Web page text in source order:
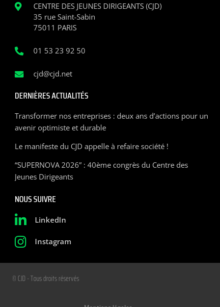
CENTRE DES JEUNES DIRIGEANTS (CJD)
35 rue Saint-Sabin
75011 PARIS
01 53 23 92 50
cjd@cjd.net
DERNIÈRES ACTUALITÉS
Transformer nos entreprises : deux ans d’actions pour un
avenir optimiste et durable
Le manifeste du CJD appelle à refaire société !
“SUPERNOVA 2026” : 40ème congrès du Centre des
Jeunes Dirigeants
NOUS SUIVRE
LinkedIn
Instagram
© CJD - Tous droits réservés